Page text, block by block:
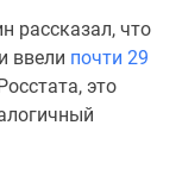
рассказал, что
ввели почти 29
это